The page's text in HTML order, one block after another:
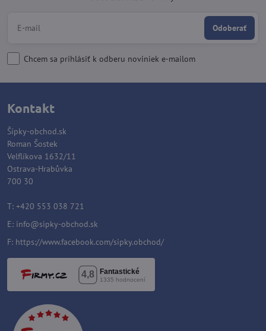
Odoberať
Chcem sa prihlásiť k odberu noviniek e-mailom
Kontakt
Šípky-obchod.sk
Roman Šostek
Velflíkova 1632/11
Ostrava-Hrabůvka
700 30
T: +420 553 038 721
E: info@sipky-obchod.sk
F: https://www.facebook.com/sipky.obchod/